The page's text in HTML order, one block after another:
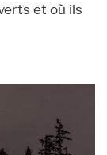
et où ils